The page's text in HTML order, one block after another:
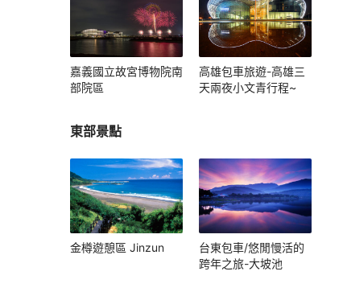
嘉義國立故宮博物院南
部院區
高雄包車旅遊-高雄三
天兩夜小文青行程~
東部景點
金樽遊憩區 Jinzun
台東包車/悠閒慢活的
跨年之旅-大坡池